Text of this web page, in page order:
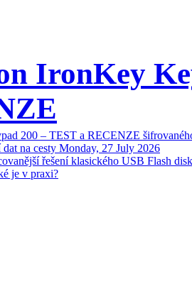
IronKey
200 – TEST a RECENZE
na cesty Monday, 27 July 2026
řešení klasického USB Flash
je v praxi?